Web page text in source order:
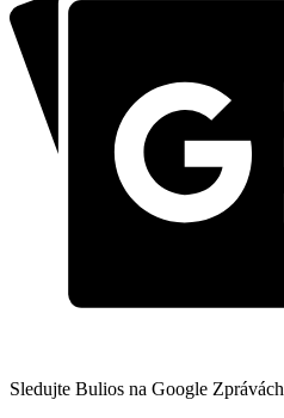
Sledujte Bulios na Google Zprávách